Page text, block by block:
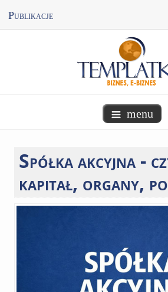
Publikacje
menu
Spółkaakcyjna -
kapitał, organy,